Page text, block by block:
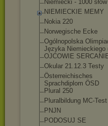
Niemiecki - 1000 słów
NIEMIECKIE MEMY
Nokia 220
Norwegische Ecke
Ogólnopolska
Języka Niemieckiego
OJCOWIE
Okular 21.12.3 Testy
Österreichisches
Sprachdiplom ÖSD
Plural 250
Pluralbildung MC-Test
PNJN
PODOSUJ SE